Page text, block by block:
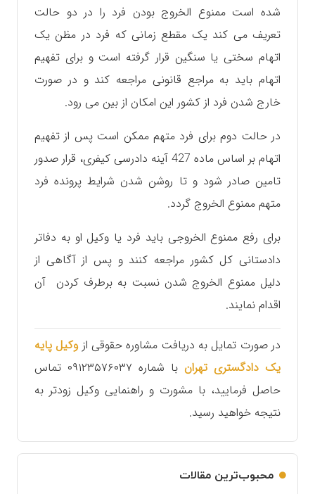
شده است ممنوع الخروج بودن فرد را در دو حالت
تعریف می کند یک مقطع زمانی که فرد در مظن یک
اتهام سختی‌ یا سنگین قرار گرفته است و برای تفهیم
اتهام باید به مراجع قانونی مراجعه کند و در صورت
خارج شدن فرد از کشور این امکان از بین می رود.
در حالت دوم برای فرد متهم ممکن است پس از تفهیم
اتهام بر اساس ماده 427 آینه دادرسی کیفری، قرار صدور
تامین صادر شود و تا روشن شدن شرایط پرونده فرد
متهم ممنوع الخروج گردد.
برای رفع ممنوع الخروجی باید فرد یا وکیل او به دفاتر
دادستانی کل کشور مراجعه کنند و پس از آگاهی از
دلیل ممنوع الخروج شدن نسبت به برطرف کردن آن
اقدام نمایند.
در صورت تمایل به دریافت مشاوره حقوقی ازوکیل پایه
یک دادگستری تهران
با شماره ۰۹۱۲۳۵۷۶۰۳۷ تماس
حاصل فرمایید، با مشورت و راهنمایی وکیل زودتر به
نتیجه خواهید رسید.
محبوب‌ترین مقالات